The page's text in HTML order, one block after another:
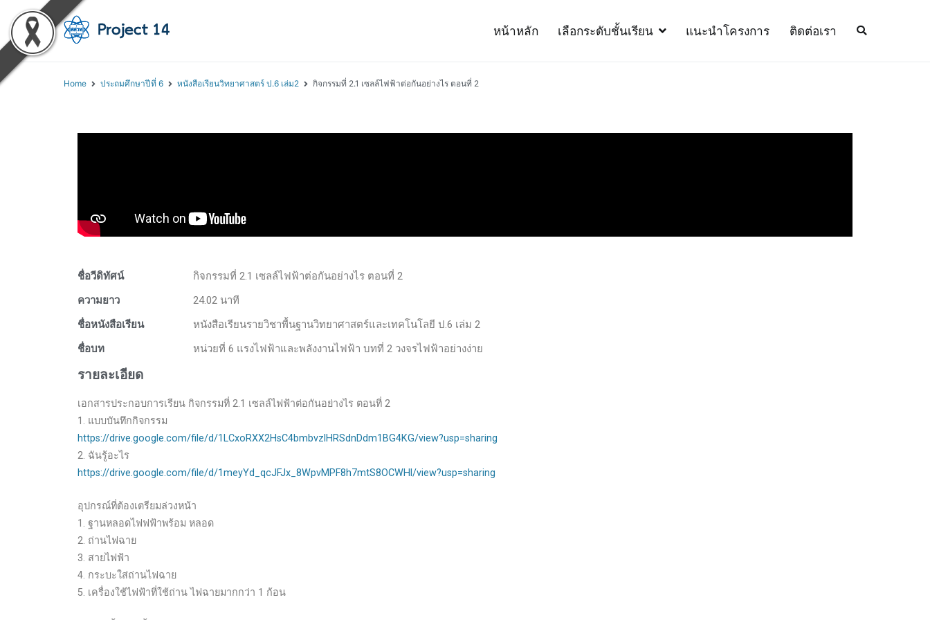
หน้าหลัก เลือกระดับชั้นเรียน แนะนำโครงการ ติดต่อเรา
Home ประถมศึกษาปีที่ 6 หนังสือเรียนวิทยาศาสตร์ ป.6 เล่ม2 กิจกรรมที่ 2.1 เซลล์ไฟฟ้าต่อกันอย่างไร ตอนที่ 2
ชื่อวีดิทัศน์
กิจกรรมที่ 2.1 เซลล์ไฟฟ้าต่อกันอย่างไร ตอนที่ 2
ความยาว
24.02 นาที
ชื่อหนังสือเรียน
หนังสือเรียนรายวิชาพื้นฐานวิทยาศาสตร์และเทคโนโลยี ป.6 เล่ม 2
ชื่อบท
หน่วยที่ 6 แรงไฟฟ้าและพลังงานไฟฟ้า บทที่ 2 วงจรไฟฟ้าอย่างง่าย
รายละเอียด
เอกสารประกอบการเรียน กิจกรรมที่ 2.1 เซลล์ไฟฟ้าต่อกันอย่างไร ตอนที่ 2
1. แบบบันทึกกิจกรรม
https://drive.google.com/file/d/1LCxoRXX2HsC4bmbvzlHRSdnDdm1BG4KG/view?usp=sharing
2. ฉันรู้อะไร
https://drive.google.com/file/d/1meyYd_qcJFJx_8WpvMPF8h7mtS8OCWHl/view?usp=sharing
อุปกรณ์ที่ต้องเตรียมล่วงหน้า
1. ฐานหลอดไฟฟฟ้าพร้อม หลอด
2. ถ่านไฟฉาย
3. สายไฟฟ้า
4. กระบะใส่ถ่านไฟฉาย
5. เครื่องใช้ไฟฟ้าที่ใช้ถ่าน ไฟฉายมากกว่า 1 ก้อน